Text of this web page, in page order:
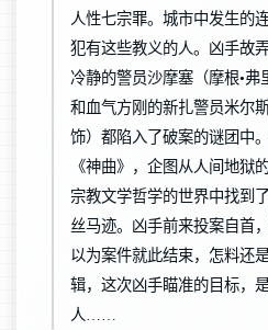
人性七宗罪。城市中发生的
犯有这些教义的人。凶手故
冷静的警员沙摩塞（摩根•弗
和血气方刚的新扎警员米尔
饰）都陷入了破案的谜团中
《神曲》，企图从人间地狱
宗教文学哲学的世界中找到
丝马迹。凶手前来投案自首
以为案件就此结束，怎料还
辑，这次凶手瞄准的目标，
人……